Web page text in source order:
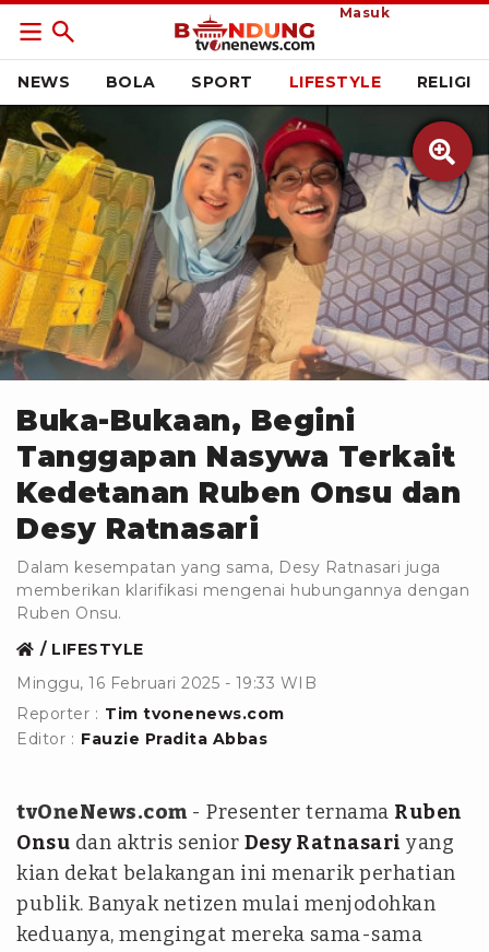
Masuk
NEWS BOLA SPORT LIFESTYLE RELIGI

Instagram @ruben_onsu
Buka-Bukaan, Begini
Tanggapan Nasywa Terkait
Kedetanan Ruben Onsu dan
Desy Ratnasari
Dalam kesempatan yang sama, Desy Ratnasari juga
memberikan klarifikasi mengenai hubungannya dengan
Ruben Onsu.
LIFESTYLE
Minggu, 16 Februari 2025 - 19:33 WIB
Reporter : Tim tvonenews.com
Editor : Fauzie Pradita Abbas
tvOneNews.com - Presenter ternama Ruben
Onsu dan aktris senior Desy Ratnasari yang
kian dekat belakangan ini menarik perhatian
publik. Banyak netizen mulai menjodohkan
keduanya, mengingat mereka sama-sama